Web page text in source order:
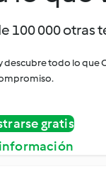
100 000 otras
descubre todo lo
gratis